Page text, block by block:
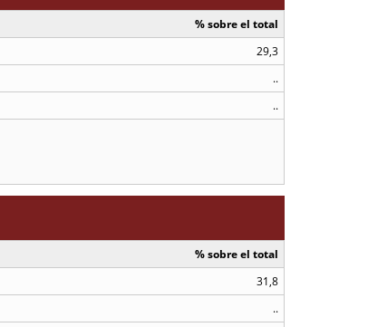
% sobre el total
29,3
..
..
% sobre el total
31,8
..